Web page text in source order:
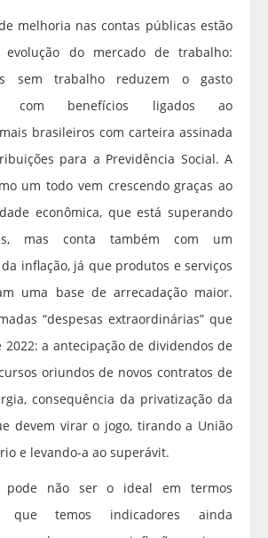
melhoria nas contas públicas estão
evolução do mercado de trabalho:
sem trabalho reduzem o gasto
com benefícios ligados ao
brasileiros com carteira assinada
para a Previdência Social. A
um todo vem crescendo graças ao
econômica, que está superando
mas conta também com um
inflação, já que produtos e serviços
uma base de arrecadação maior.
“despesas extraordinárias” que
a antecipação de dividendos de
oriundos de novos contratos de
consequência da privatização da
devem virar o jogo, tirando a União
e levando-a ao superávit.
pode não ser o ideal em termos
que temos indicadores ainda